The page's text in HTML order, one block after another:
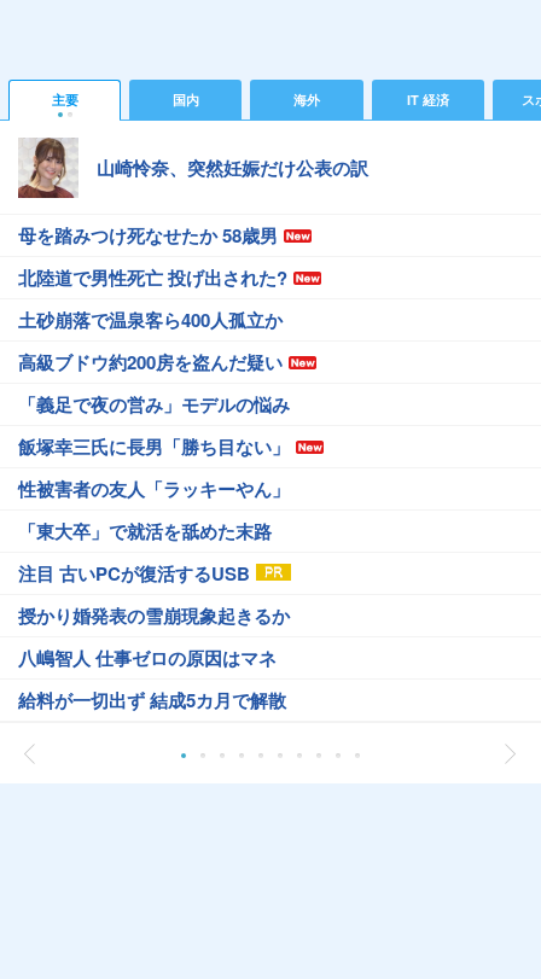
主要 国内 海外 IT 経済 ス
山崎怜奈、突然妊娠だけ公表の訳
母を踏みつけ死なせたか 58歳男
北陸道で男性死亡 投げ出された?
土砂崩落で温泉客ら400人孤立か
高級ブドウ約200房を盗んだ疑い
「義足で夜の営み」モデルの悩み
飯塚幸三氏に長男「勝ち目ない」
性被害者の友人「ラッキーやん」
「東大卒」で就活を舐めた末路
注目 古いPCが復活するUSB
授かり婚発表の雪崩現象起きるか
八嶋智人 仕事ゼロの原因はマネ
給料が一切出ず 結成5カ月で解散